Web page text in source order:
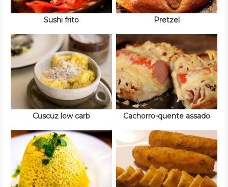
Sushi frito Pretzel
Cuscuz low carb Cachorro-quente assado